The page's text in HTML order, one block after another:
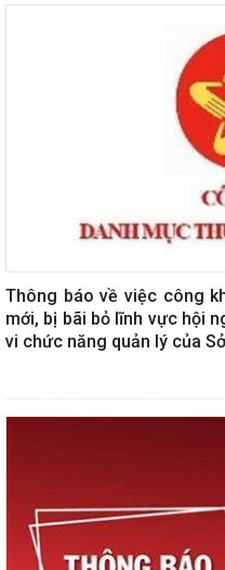
Thông báo về việc công
mới, bị bãi bỏ lĩnh vực hội
vi chức năng quản lý của